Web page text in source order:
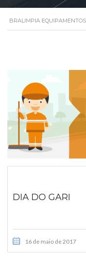
BRALIMPIA EQUIPAMENTOS
DIA DO GARI
16 de maio de 2017